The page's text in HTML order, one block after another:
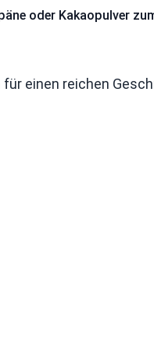
oder Kakaopulver
einen reichen